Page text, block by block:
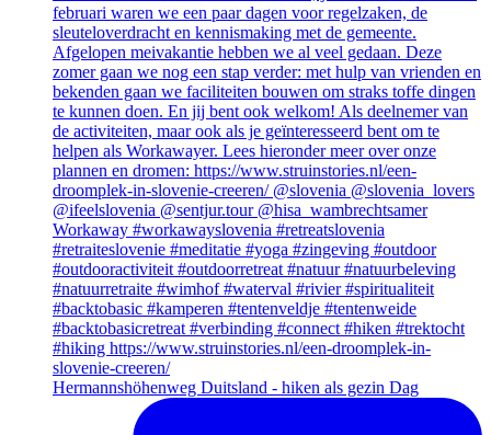
Hermannshöhenweg Duitsland - hiken als gezin Dag